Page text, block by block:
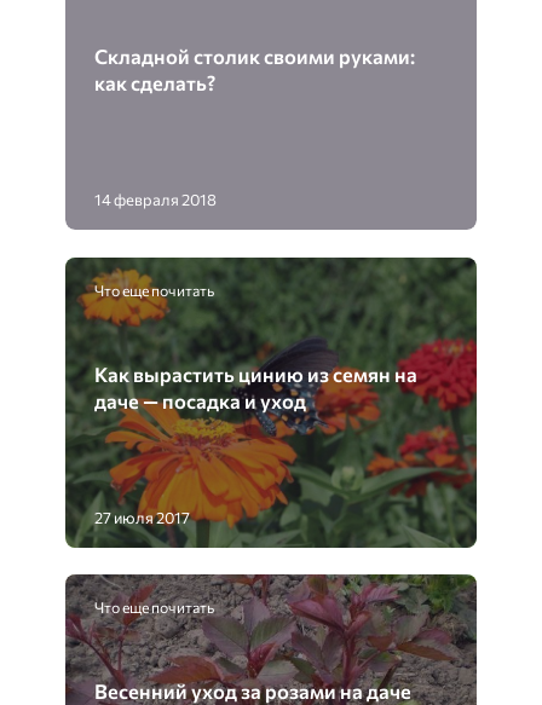
Складной столик своими руками:
как сделать?
14 февраля 2018
Что еще почитать
Как вырастить цинию из семян на
даче — посадка и уход
27 июля 2017
Что еще почитать
Весенний уход за розами на даче